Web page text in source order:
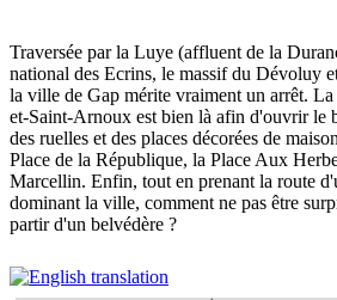
Traversée par la Luye (affluent de la
national des Ecrins, le massif du Dévoluy
la ville de Gap mérite vraiment un arrêt.
et-Saint-Arnoux est bien là afin d'ouvrir le
des ruelles et des places décorées de
Place de la République, la Place Aux
Marcellin. Enfin, tout en prenant la route
dominant la ville, comment ne pas être
partir d'un belvédère ?